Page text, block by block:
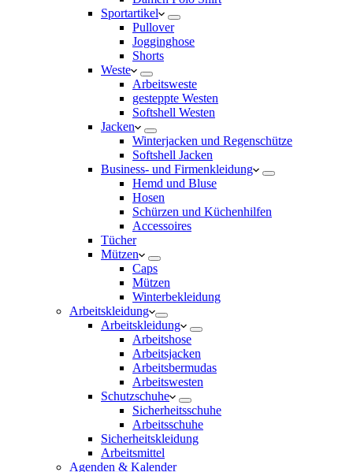
Sportartikel
Pullover
Jogginghose
Shorts
Weste
Arbeitsweste
gesteppte Westen
Softshell Westen
Jacken
Winterjacken und Regenschütze
Softshell Jacken
Business- und Firmenkleidung
Hemd und Bluse
Hosen
Schürzen und Küchenhilfen
Accessoires
Tücher
Mützen
Caps
Mützen
Winterbekleidung
Arbeitskleidung
Arbeitskleidung
Arbeitshose
Arbeitsjacken
Arbeitsbermudas
Arbeitswesten
Schutzschuhe
Sicherheitsschuhe
Arbeitsschuhe
Sicherheitskleidung
Arbeitsmittel
Agenden & Kalender